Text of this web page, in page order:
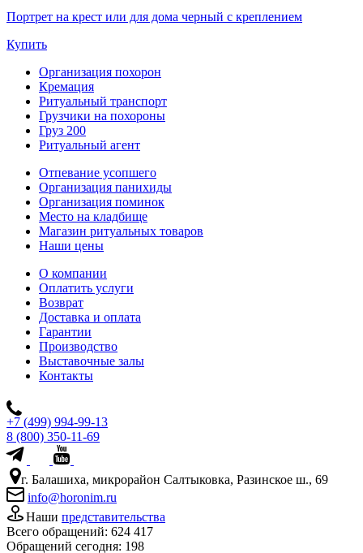
Портрет на крест или для дома черный с креплением
Купить
Организация похорон
Кремация
Ритуальный транспорт
Грузчики на похороны
Груз 200
Ритуальный агент
Отпевание усопшего
Организация панихиды
Организация поминок
Место на кладбище
Магазин ритуальных товаров
Наши цены
О компании
Оплатить услуги
Возврат
Доставка и оплата
Гарантии
Производство
Выставочные залы
Контакты
+7 (499) 994-99-13
8 (800) 350-11-69
г. Балашиха, микрорайон Салтыковка, Разинское ш., 69
info@horonim.ru
Наши представительства
Всего обращений: 624 417
Обращений сегодня: 198